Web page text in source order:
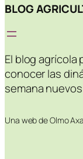
BLOG
El blog
conocer las
semana
Una web de Olmo